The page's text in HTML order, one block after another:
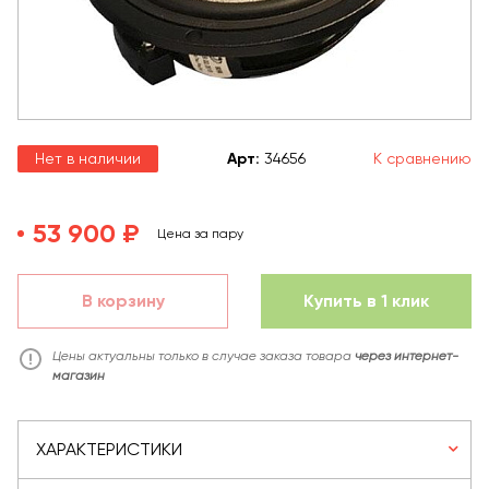
Нет в наличии Арт: 34656 К сравнению
53 900 ₽ Цена за пару
В корзину Купить в 1 клик
Цены актуальны только в случае заказа товара через интернет-
магазин
ХАРАКТЕРИСТИКИ